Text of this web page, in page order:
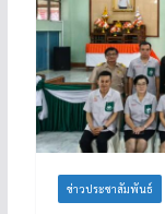
ข่าวประชาสัมพันธ์